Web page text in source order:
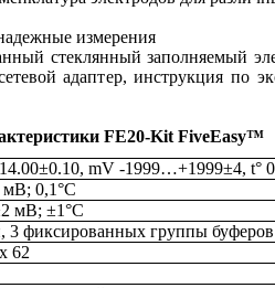
измерения
стеклянный заполняемый
адаптер, инструкция по
FE20-Kit FiveEasy™
mV -1999…+1999±4,t°
0,1°C
мВ; ±1°C
3 фиксированных группы буферов
62